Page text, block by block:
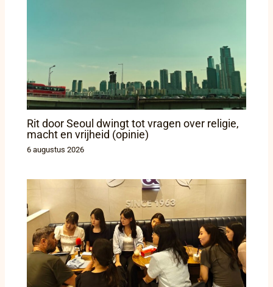
Rit door Seoul dwingt tot vragen over religie,
macht en vrijheid (opinie)
6 augustus 2026